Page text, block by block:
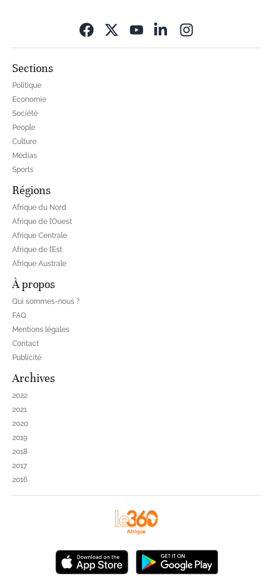
Sections
Politique
Economie
Société
People
Culture
Médias
Sports
Régions
Afrique du Nord
Afrique de l’Ouest
Afrique Centrale
Afrique de l’Est
Afrique Australe
À propos
Qui sommes-nous ?
FAQ
Mentions légales
Contact
Publicité
Archives
2022
2021
2020
2019
2018
2017
2016